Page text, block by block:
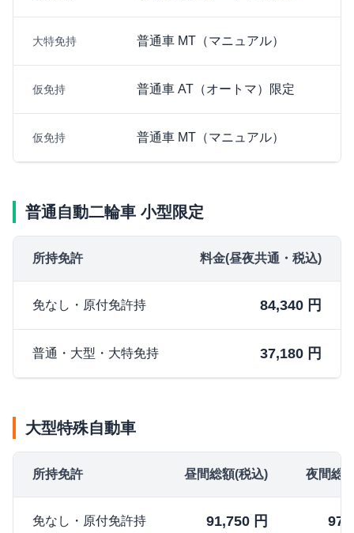
大特免持 普通車 MT（マニュアル）
仮免持 普通車 AT（オートマ）限定
仮免持 普通車 MT（マニュアル）
普通自動二輪車 小型限定
所持免許 料金(昼夜共通・税込)
免なし・原付免許持 84,340 円
普通・大型・大特免持 37,180 円
大型特殊自動車
所持免許 昼間総額(税込) 夜間総
免なし・原付免許持 91,750 円